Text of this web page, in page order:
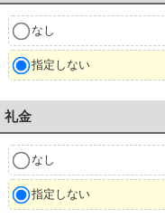
なし
指定しない
礼金
なし
指定しない